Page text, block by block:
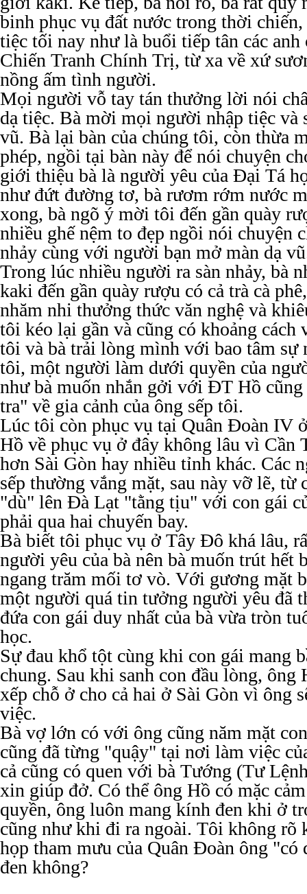
binh phục vụ đất nước trong thời
tiệc tối nay như là buổi tiếp tân các anh
Chiến Tranh Chính Trị, từ xa về xứ
nồng ấm tình người.
Mọi người vỗ tay tán thưởng lời nói
dạ tiệc. Bà mời mọi người nhập tiệc và
vũ. Bà lại bàn của chúng tôi, còn thừa
phép, ngồi tại bàn này để nói chuyện
giới thiệu bà là người yêu của Đại Tá
như đứt đường tơ, bà rươm rớm nước
xong, bà ngõ ý mời tôi đến gần quày
nhiều ghế nệm to đẹp ngồi nói chuyện
nhảy cùng với người bạn mở màn dạ
Trong lúc nhiều người ra sàn nhảy, bà
kaki đến gần quày rượu có cả trà cà
nhăm nhi thưởng thức văn nghệ và
tôi kéo lại gần và cũng có khoảng cách
tôi và bà trải lòng mình với bao tâm sự
tôi, một người làm dưới quyền của
như bà muốn nhắn gởi với ĐT Hồ
tra" về gia cảnh của ông sếp tôi.
Lúc tôi còn phục vụ tại Quân Đoàn IV
Hồ về phục vụ ở đây không lâu vì Cần
hơn Sài Gòn hay nhiều tỉnh khác. Các
sếp thường vắng mặt, sau này vỡ lẽ, từ
"dù" lên Đà Lạt "tằng tịu" với con gái
phải qua hai chuyến bay.
Bà biết tôi phục vụ ở Tây Đô khá lâu,
người yêu của bà nên bà muốn trút hết
ngang trăm mối tơ vò. Với gương mặt
một người quá tin tưởng người yêu đã
đứa con gái duy nhất của bà vừa tròn
học.
Sự đau khổ tột cùng khi con gái mang
chung. Sau khi sanh con đầu lòng, ông
xếp chỗ ở cho cả hai ở Sài Gòn vì ông
việc.
Bà vợ lớn có với ông cũng năm mặt
cũng đã từng "quậy" tại nơi làm việc
cả cũng có quen với bà Tướng (Tư
xin giúp đở. Có thể ông Hồ có mặc
quyền, ông luôn mang kính đen khi ở
cũng như khi đi ra ngoài. Tôi không rõ
họp tham mưu của Quân Đoàn ông "có
đen không?